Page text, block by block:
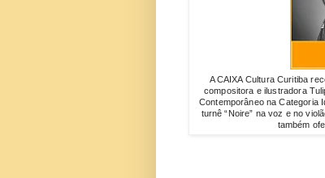
ACAIXA CulturaCuritiba
compositora e ilustradora
Contemporâneo naCategoria
turnê “Noire” navoz e no
também